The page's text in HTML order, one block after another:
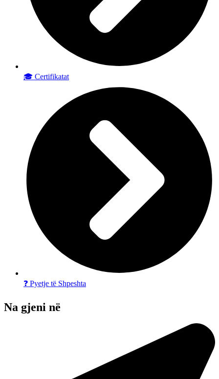
🎓 Certifikatat
❓ Pyetje të Shpeshta
Na gjeni në